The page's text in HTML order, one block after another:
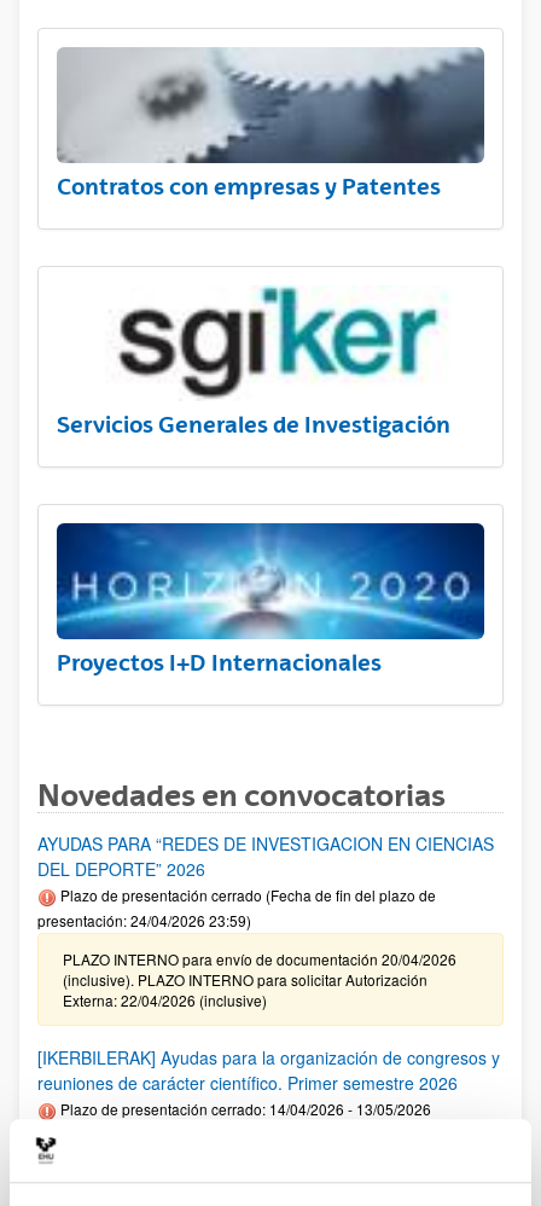
Contratos con empresas y Patentes
Servicios Generales de Investigación
Proyectos I+D Internacionales
Novedades en convocatorias
AYUDAS PARA “REDES DE INVESTIGACION EN CIENCIAS
DEL DEPORTE” 2026
Plazo de presentación cerrado (Fecha de fin del plazo de
presentación: 24/04/2026 23:59)
PLAZO INTERNO para envío de documentación 20/04/2026
(inclusive). PLAZO INTERNO para solicitar Autorización
Externa: 22/04/2026 (inclusive)
[IKERBILERAK] Ayudas para la organización de congresos y
reuniones de carácter científico. Primer semestre 2026
Plazo de presentación cerrado: 14/04/2026 - 13/05/2026